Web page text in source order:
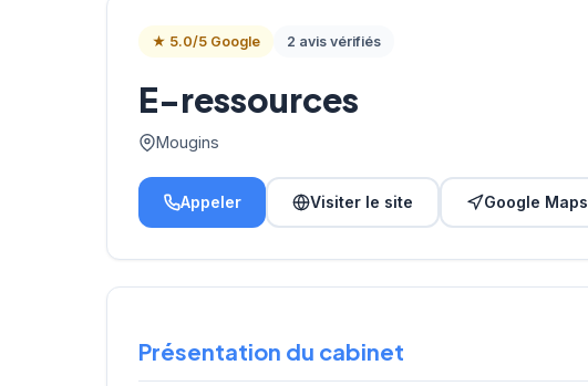
★ 5.0/5 Google 2 avis vérifiés
E-ressources
Mougins
Appeler Visiter le site Google Maps
Présentation du cabinet